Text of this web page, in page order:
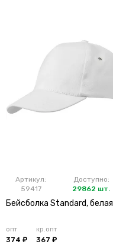
Артикул:
59417
Доступно:
29862 шт.
Бейсболка Standard, белая
опт
374 ₽
кр.опт
367 ₽